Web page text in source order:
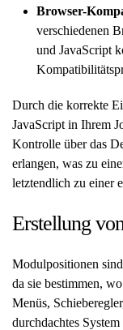
Browser-
verschiedenen
und JavaScript
Durch die korrekte
JavaScript in Ihrem
Kontrolle über das
erlangen, was zu
letztendlich zu einer
Erstellung
Modulpositionen
da sie bestimmen,
Menüs,
durchdachtes